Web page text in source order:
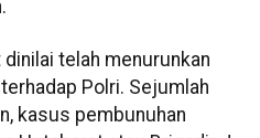
telah menurunkan
Polri. Sejumlah
kasus pembunuhan